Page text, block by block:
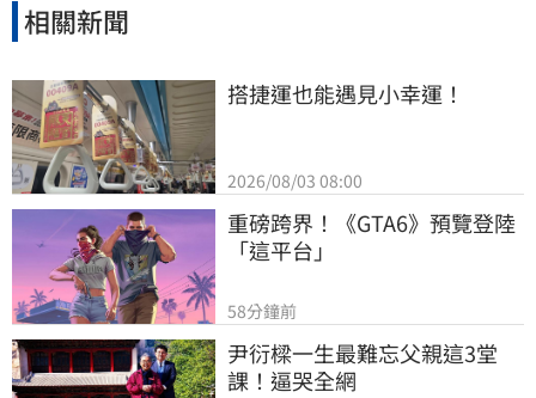
相關新聞
搭捷運也能遇見小幸運！
2026/08/03 08:00
重磅跨界！《GTA6》預覽登陸
「這平台」
58分鐘前
尹衍樑一生最難忘父親這3堂
課！逼哭全網